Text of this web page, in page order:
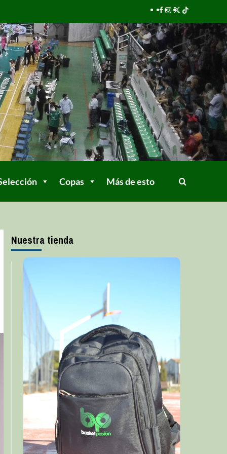
Copas Más de esto
Nuestra tienda